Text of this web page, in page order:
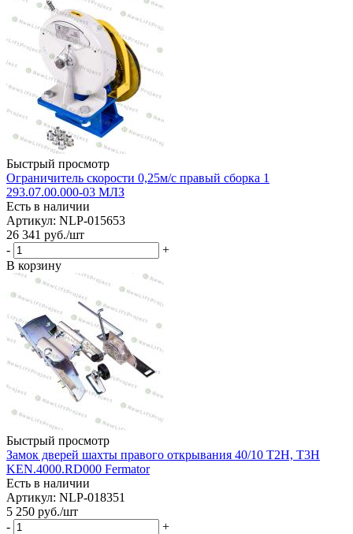
Быстрый просмотр
Ограничитель скорости 0,25м/с правый сборка 1
293.07.00.000-03 МЛЗ
Есть в наличии
Артикул: NLP-015653
26 341 руб./шт
-
+
В корзину
Быстрый просмотр
Замок дверей шахты правого открывания 40/10 T2H, T3H
KEN.4000.RD000 Fermator
Есть в наличии
Артикул: NLP-018351
5 250 руб./шт
-
+